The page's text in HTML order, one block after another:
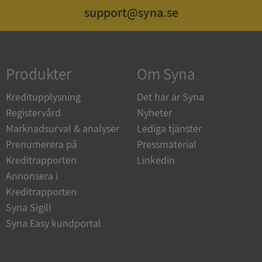
support@syna.se
Produkter
Kreditupplysning
Registervård
Marknadsurval & analyser
Prenumerera på
Kreditrapporten
Annonsera i
Kreditrapporten
Syna Sigill
Syna Easy kundportal
Om Syna
Det här är Syna
Nyheter
Lediga tjänster
Pressmaterial
Linkedin
Strikt nödvändiga kakor tillåter
kärnwebbplatsfunktioner som användarinloggning
och kontohantering. Webbplatsen kan inte
användas ordentligt utan strikt nödvändiga cookies.
Namn
Leverantör
Domän
Microsoft
Corporation